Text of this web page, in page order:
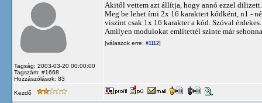
Tagság: 2003-03-20 00:00:00
Tagszám: #1668
Hozzászólások: 83
Akitől vettem azt állítja, hogy annó ezzel dilizett.
Meg be lehet írni 2x 16 karaktert kódként, n1 -
viszint csak 1x 16 karakter a kód. Szóval érdekes.
Amilyen modulokat említettél szinte már
[válaszok erre: #1112]
Kezdő